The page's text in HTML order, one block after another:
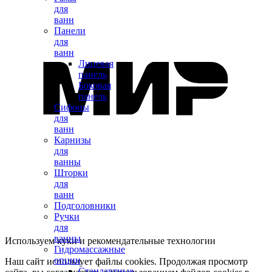
для
ванн
Панели
для
ванн
Лицевая
панель
Боковая
панель
Сифоны
для
ванн
Карнизы
для
ванны
Шторки
для
ванн
Подголовники
Ручки
для
ванны
Гидромассажные
опции
Используем куки и рекомендательные технологии
Наш сайт использует файлы cookies. Продолжая просмотр